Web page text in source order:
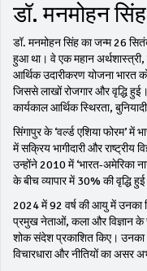
डॉ. मनमोहन सिंह
डॉ. मनमोहन सिंह का जन्म 26
हुआ था। वे एक महान
आर्थिक उदारीकरण योजना भारत
जिससे लाखों रोजगार और वृद्धि
कार्यकाल आर्थिक स्थिरता, बुनियादी
सिंगापुर के ‘वर्ल्ड एशिया फोरम’
में सक्रिय भागीदारी और राष्ट्रीय
उन्होंने 2010 में ‘भारत-अमेरिका
के बीच व्यापार में 30% की वृद्धि
2024 में 92 वर्ष की आयु में उनका
प्रमुख नेताओं, कला और विज्ञान
शोक संदेश प्रकाशित किए।
विचारधारा और नीतियों का असर